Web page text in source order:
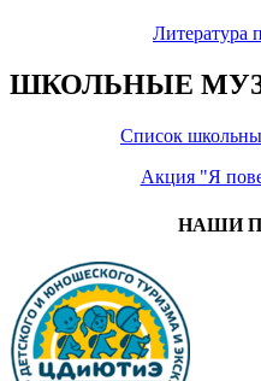
Литература
ШКОЛЬНЫЕ
Список
Акция "Я
НАШИ